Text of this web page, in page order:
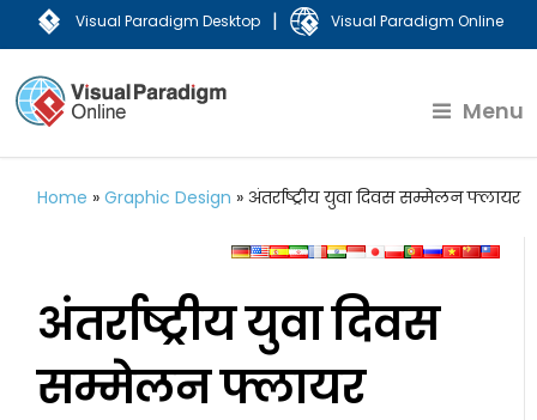
Visual Paradigm Desktop | Visual Paradigm Online
Menu
Home »Graphic Design » अंतर्राष्ट्रीय युवा दिवस सम्मेलन फ्लायर
अंतर्राष्ट्रीय युवा दिवस
सम्मेलन फ्लायर